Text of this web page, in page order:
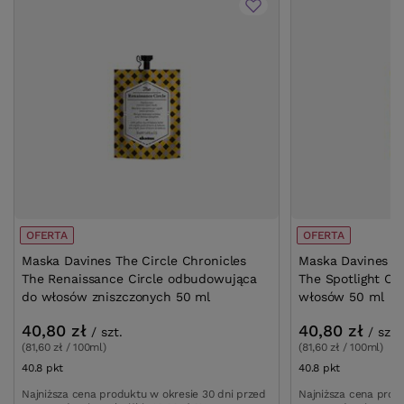
OFERTA
Maska Davines The Circle Chronicles
The Renaissance Circle odbudowująca
do włosów zniszczonych 50 ml
40,80 zł / szt.
(81,60 zł / 100ml)
40.8 pkt
Najniższa cena produktu w okresie 30 dni przed
OFERTA
Maska Davines
The Spotlight
włosów 50 ml
40,80 zł / szt.
(81,60 zł / 100ml)
40.8 pkt
Najniższa cena